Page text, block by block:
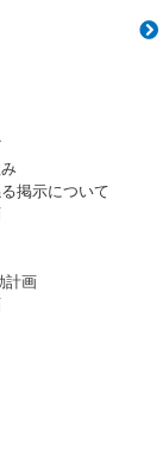
掲示について
計画